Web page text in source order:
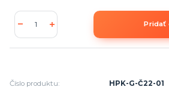
Pridať
Číslo produktu:
HPK-G-Č22-01